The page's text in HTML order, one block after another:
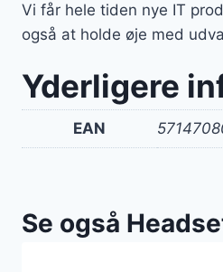
Vi får hele tiden nye IT
også at holde øje med
Yderligere
EAN
Se også